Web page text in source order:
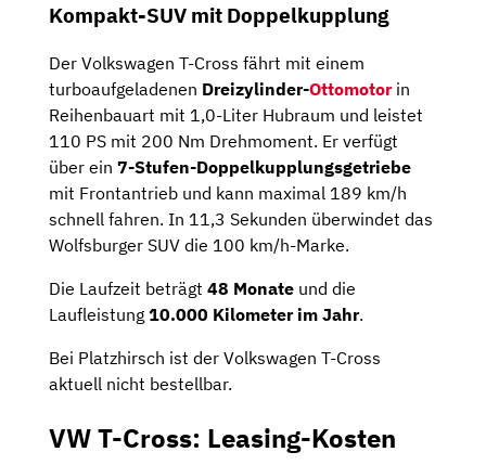
Kompakt-SUV mit Doppelkupplung
Der Volkswagen T-Cross fährt mit einem
turboaufgeladenen Dreizylinder-Ottomotorin
Reihenbauart mit 1,0-Liter Hubraum und leistet
110 PS mit 200 Nm Drehmoment. Er verfügt
über ein 7-Stufen-Doppelkupplungsgetriebe
mit Frontantrieb und kann maximal 189 km/h
schnell fahren. In 11,3 Sekunden überwindet das
Wolfsburger SUV die 100 km/h-Marke.
Die Laufzeit beträgt 48 Monate und die
Laufleistung 10.000 Kilometer im Jahr.
Bei Platzhirsch ist der Volkswagen T-Cross
aktuell nicht bestellbar.
VW T-Cross: Leasing-Kosten